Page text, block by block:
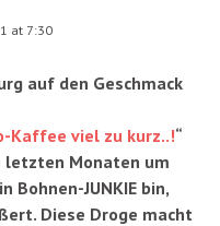
at 7:30
auf den Geschmack
Kaffee viel zu kurz..!“
letzten Monaten um
Bohnen-JUNKIE bin,
Diese Droge macht